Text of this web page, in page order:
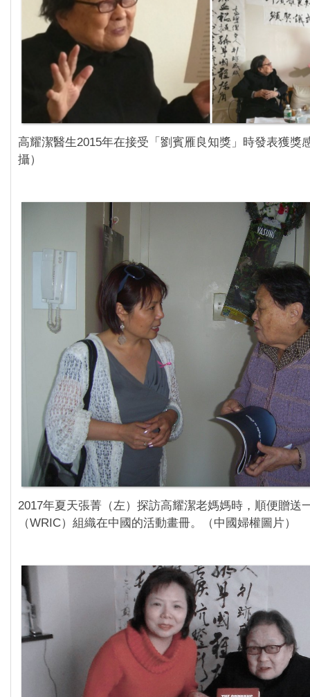
高耀潔醫生2015年在接受「劉賓雁良知獎」時發表獲獎
攝）
2017年夏天張菁（左）探訪高耀潔老媽媽時，順便贈送
（WRIC）組織在中國的活動畫冊。（中國婦權圖片）